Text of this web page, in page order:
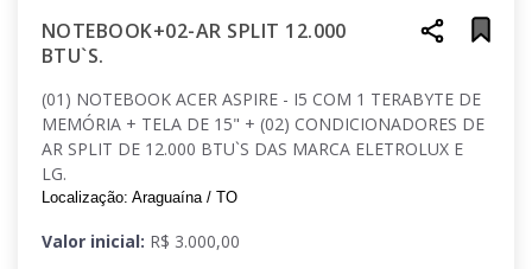
NOTEBOOK+02-AR SPLIT 12.000
BTU`S.
(01) NOTEBOOK ACER ASPIRE - I5 COM 1 TERABYTE DE
MEMÓRIA + TELA DE 15" + (02) CONDICIONADORES DE
AR SPLIT DE 12.000 BTU`S DAS MARCA ELETROLUX E
LG.
Localização: Araguaína / TO
Valor inicial: R$ 3.000,00